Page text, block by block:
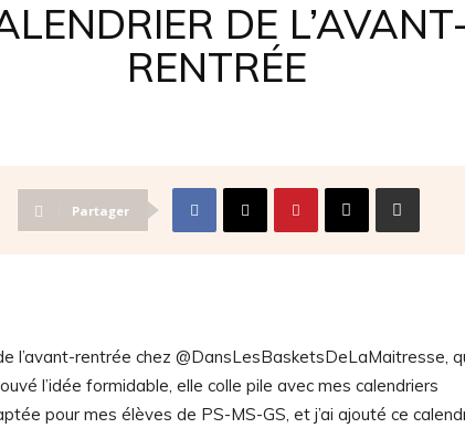
DE
RENTRÉE
Partager
l’avant-rentrée chez @DansLesBasketsDeLaMaitresse,
l’idée formidable, elle colle pile avec mes calendriers
pour mes élèves de PS-MS-GS, et j’ai ajouté ce